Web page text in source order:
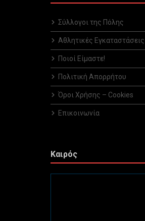
Σύλλογοι της Πόλης
Αθλητικές Εγκαταστάσεις
Ποιοί Είμαστε!
Πολιτική Απορρήτου
Όροι Χρήσης – Cookies
Επικοινωνία
Καιρός